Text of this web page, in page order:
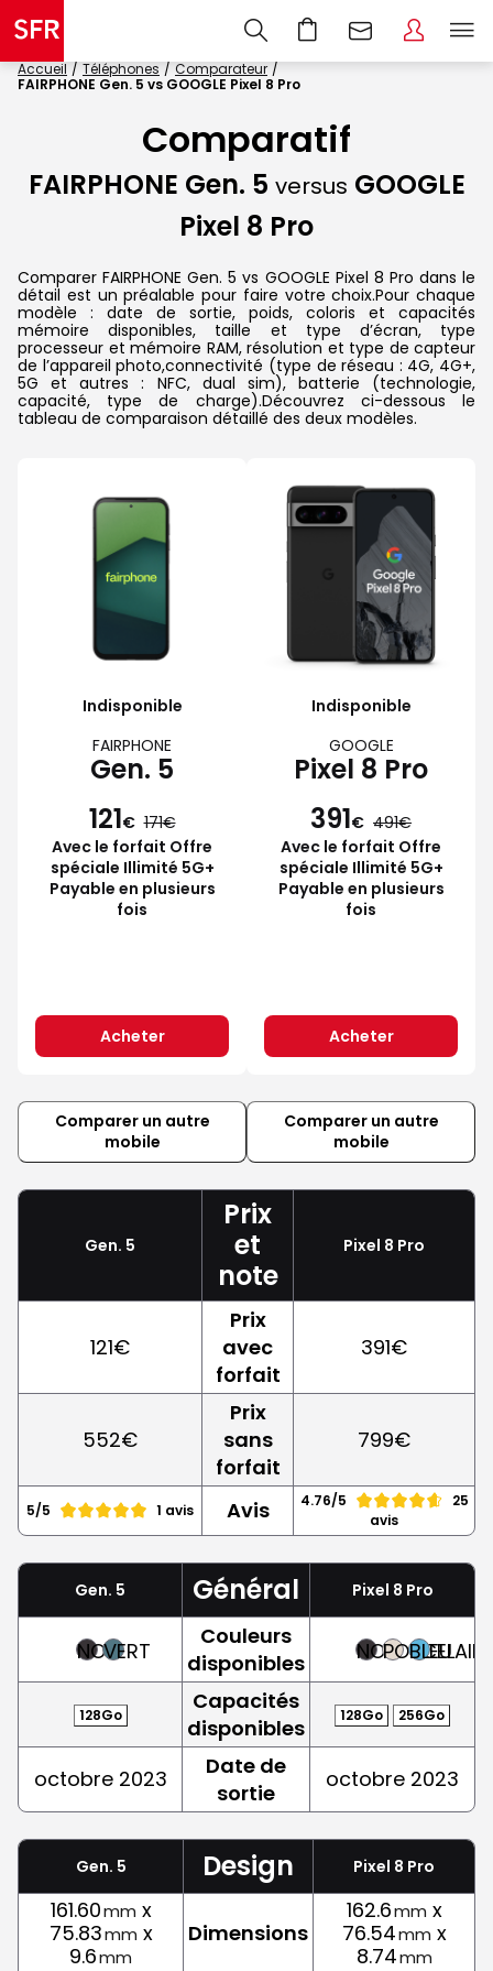
Accueil Téléphones
Comparateur
FAIRPHONE Gen. 5 vs GOOGLE Pixel 8 Pro
Comparatif
FAIRPHONE Gen. 5 versus GOOGLE
Pixel 8 Pro
Comparer FAIRPHONE Gen. 5 vs GOOGLE Pixel 8 Pro dans le
détail est un préalable pour faire votre choix.Pour chaque
modèle : date de sortie, poids, coloris et capacités
mémoire disponibles, taille et type d’écran, type
processeur et mémoire RAM, résolution et type de capteur
de l’appareil photo,connectivité (type de réseau : 4G, 4G+,
5G et autres : NFC, dual sim), batterie (technologie,
capacité, type de charge).Découvrez ci-dessous le
tableau de comparaison détaillé des deux modèles.
Indisponible
FAIRPHONE
Gen. 5
121€ 171
Avec le forfait Offre
spéciale Illimité 5G+
Payable en plusieurs
fois
Acheter
Indisponible
GOOGLE
Pixel 8 Pro
391€ 491
Avec le forfait Offre
spéciale Illimité 5G+
Payable en plusieurs
fois
Acheter
Comparer un autre
mobile
Comparer un autre
mobile
Gen. 5
Prix
et
note
Pixel 8 Pro
121€
Prix
avec
forfait
391€
552€
Prix
sans
forfait
799€
5/5 1 avis Avis 4.76/5
25
avis
Gen. 5 Général Pixel 8 Pro
NOIRVERT
Couleurs
disponibles
NOIR BLEU
128Go
Capacités
disponibles
128Go 256Go
octobre 2023
Date de
sortie
octobre 2023
Gen. 5 Design Pixel 8 Pro
161.60mm x
75.83mm x
9.6mm
Dimensions
162.6mm x
76.54mm x
8.74mm